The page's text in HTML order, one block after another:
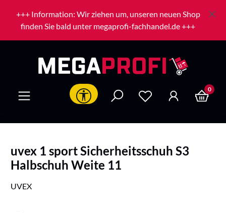
Zum Hauptinhalt springen
+++ Information: Wir ziehen um, unseren neuen Shop
finden Sie bald unter megaprofi-fachhandel.de +++
Werkzeugleiste anzeigen 0
uvex 1 sport Sicherheitsschuh S3
Halbschuh Weite 11
UVEX